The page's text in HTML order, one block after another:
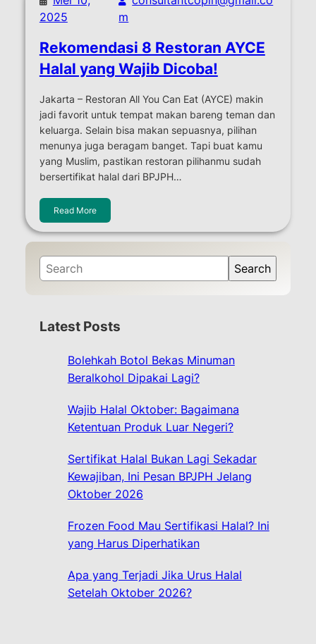
2025
m
Rekomendasi 8 Restoran AYCE
Halal yang Wajib Dicoba!
Jakarta – Restoran All You Can Eat (AYCE) makin
jadi favorit untuk tempat makan bareng teman dan
keluarga. Selain bisa makan sepuasnya, pilihan
menunya juga beragam banget. Tapi buat kamu
yang Muslim, pastikan restoran pilihanmu sudah
bersertifikat halal dari BPJPH…
Read More
S
e
c
Search
Latest Posts
Bolehkah Botol Bekas Minuman
Beralkohol Dipakai Lagi?
Wajib Halal Oktober: Bagaimana
Ketentuan Produk Luar Negeri?
Sertifikat Halal Bukan Lagi Sekadar
Kewajiban, Ini Pesan BPJPH Jelang
Oktober 2026
Frozen Food Mau Sertifikasi Halal? Ini
yang Harus Diperhatikan
Apa yang Terjadi Jika Urus Halal
Setelah Oktober 2026?